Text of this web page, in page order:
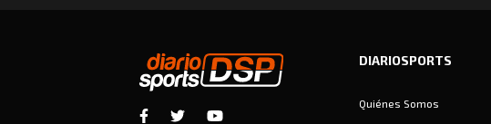
DIARIOSPORTS
Quiénes Somos